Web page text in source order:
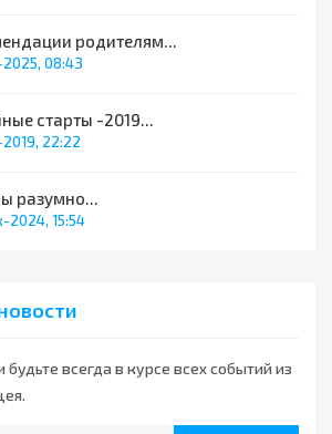
родителям...
08:43
старты -2019...
22:22
разумно...
2024, 15:54
всегда в курсе всех событий из